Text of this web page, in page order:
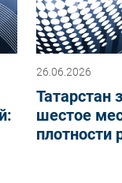
26.06.2026
Татарстан
шестое
плотности